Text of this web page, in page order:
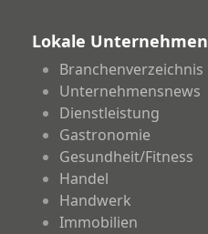
Lokale Unternehmen
Branchenverzeichnis
Unternehmensnews
Dienstleistung
Gastronomie
Gesundheit/Fitness
Handel
Handwerk
Immobilien